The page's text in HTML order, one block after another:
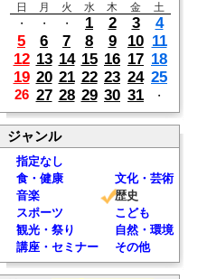
日
月 火 水 木 金
土
・
・ ・ 1 2 3
4
5
6 7 8 9 10 11
12 13 14 15 16 17 18
19 20 21 22 23 24 25
26 27 28 29 30 31 ・
ジャンル
指定なし
食・健康
文化・芸術
音楽
歴史
スポーツ
こども
観光・祭り
自然・環境
講座・セミナー
その他